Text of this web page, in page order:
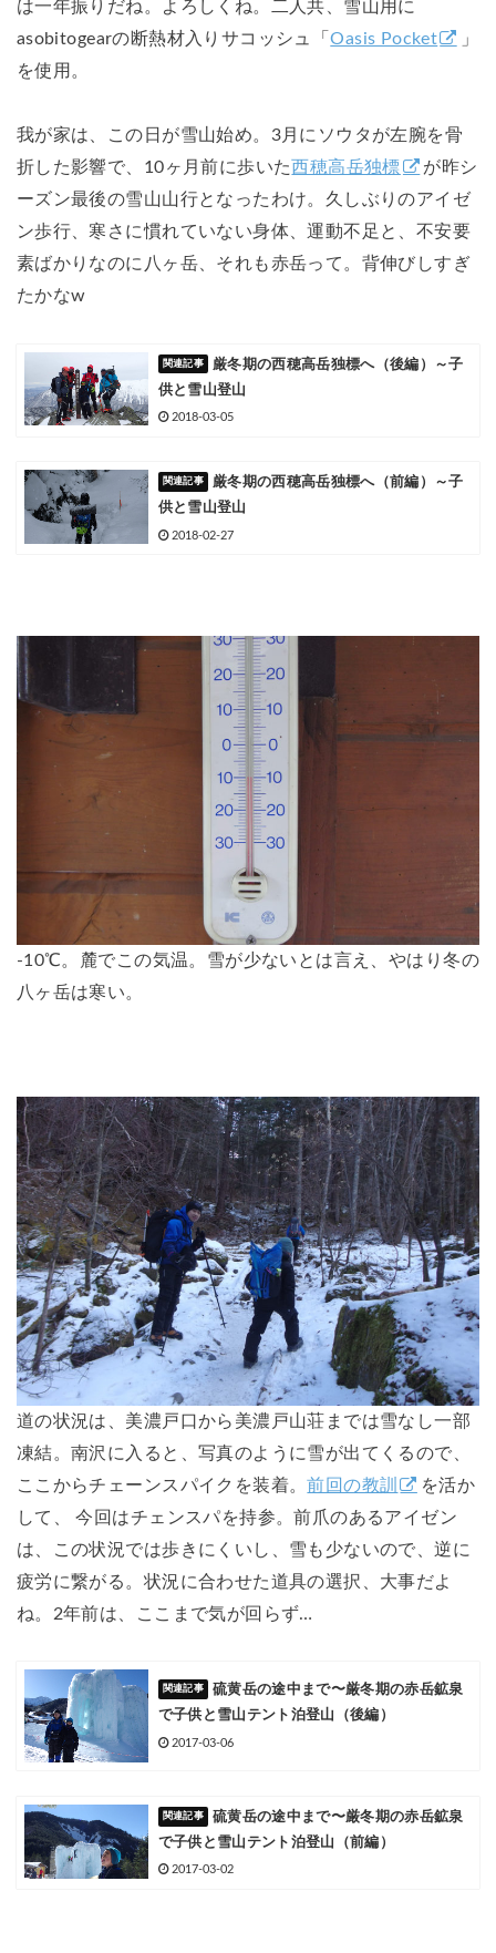
は一年振りだね。よろしくね。二人共、雪山用に
asobitogearの断熱材入りサコッシュ「Oasis Pocket
」
を使用。
我が家は、この日が雪山始め。3月にソウタが左腕を骨
折した影響で、10ヶ月前に歩いた西穂高岳独標
が昨シ
ーズン最後の雪山山行となったわけ。久しぶりのアイゼ
ン歩行、寒さに慣れていない身体、運動不足と、不安要
素ばかりなのに八ヶ岳、それも赤岳って。背伸びしすぎ
たかなw
厳冬期の西穂高岳独標へ（後編）～子
供と雪山登山
2018-03-05
厳冬期の西穂高岳独標へ（前編）～子
供と雪山登山
2018-02-27
-10℃。麓でこの気温。雪が少ないとは言え、やはり冬の
八ヶ岳は寒い。
道の状況は、美濃戸口から美濃戸山荘までは雪なし一部
凍結。南沢に入ると、写真のように雪が出てくるので、
ここからチェーンスパイクを装着。前回の教訓
を活か
して、 今回はチェンスパを持参。前爪のあるアイゼン
は、この状況では歩きにくいし、雪も少ないので、逆に
疲労に繋がる。状況に合わせた道具の選択、大事だよ
ね。2年前は、ここまで気が回らず…
硫黄岳の途中まで〜厳冬期の赤岳鉱泉
で子供と雪山テント泊登山（後編）
2017-03-06
硫黄岳の途中まで〜厳冬期の赤岳鉱泉
で子供と雪山テント泊登山（前編）
2017-03-02